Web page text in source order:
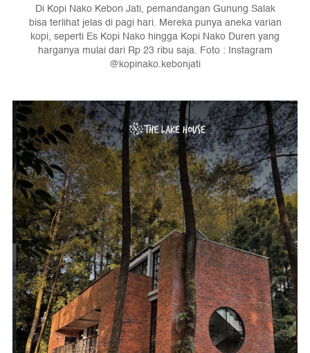
Di Kopi Nako Kebon Jati, pemandangan Gunung Salak
bisa terlihat jelas di pagi hari. Mereka punya aneka varian
kopi, seperti Es Kopi Nako hingga Kopi Nako Duren yang
harganya mulai dari Rp 23 ribu saja. Foto : Instagram
@kopinako.kebonjati